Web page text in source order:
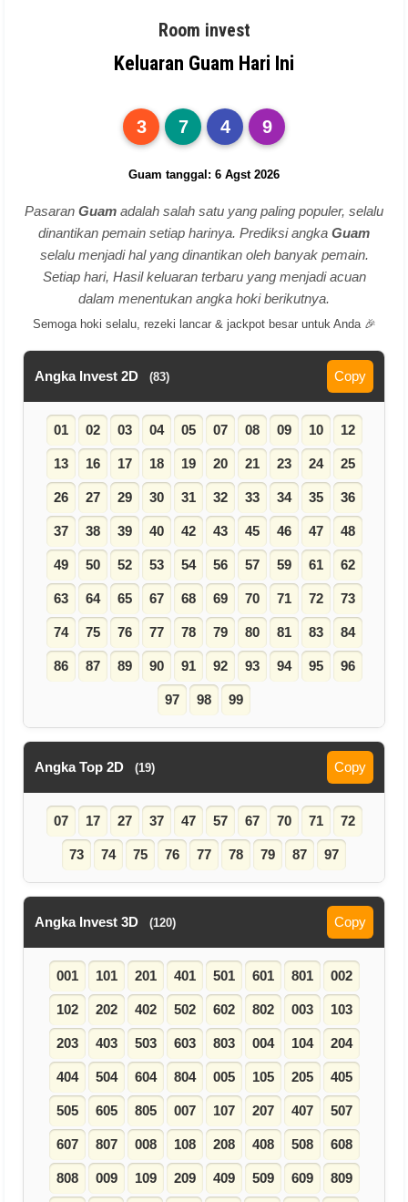
Room invest
Keluaran Guam Hari Ini
3 7 4 9
Guam tanggal: 6 Agst 2026
Pasaran Guam adalah salah satu yang paling populer, selalu
dinantikan pemain setiap harinya. Prediksi angka Guam
selalu menjadi hal yang dinantikan oleh banyak pemain.
Setiap hari, Hasil keluaran terbaru yang menjadi acuan
dalam menentukan angka hoki berikutnya.
Semoga hoki selalu, rezeki lancar & jackpot besar untuk Anda 🎉
Angka Invest 2D (83) Copy
01 02 03 04 05 07 08 09 10 12
13 16 17 18 19 20 21 23 24 25
26 27 29 30 31 32 33 34 35 36
37 38 39 40 42 43 45 46 47 48
49 50 52 53 54 56 57 59 61 62
63 64 65 67 68 69 70 71 72 73
74 75 76 77 78 79 80 81 83 84
86 87 89 90 91 92 93 94 95 96
97 98 99
Angka Top 2D (19) Copy
07 17 27 37 47 57 67 70 71 72
73 74 75 76 77 78 79 87 97
Angka Invest 3D (120) Copy
001 101 201 401 501 601 801 002
102 202 402 502 602 802 003 103
203 403 503 603 803 004 104 204
404 504 604 804 005 105 205 405
505 605 805 007 107 207 407 507
607 807 008 108 208 408 508 608
808 009 109 209 409 509 609 809